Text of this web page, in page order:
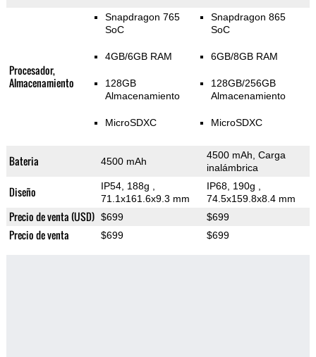
Procesador,
Almacenamiento
Snapdragon 765
SoC
4GB/6GB RAM
128GB
Almacenamiento
MicroSDXC
Snapdragon 865
SoC
6GB/8GB RAM
128GB/256GB
Almacenamiento
MicroSDXC
Bateria 4500 mAh
4500 mAh, Carga
inalámbrica
Diseño IP54, 188g
71.1x161.6x9.3 mm
IP68, 190g
74.5x159.8x8.4 mm
Precio de venta (USD) $699 $699
Precio de venta $699 $699